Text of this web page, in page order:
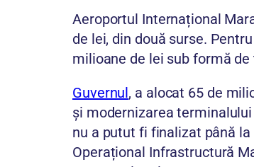
Aeroportul Internațional
de lei, din două surse.
milioane de lei sub formă
Guvernul, a alocat 65 de
și modernizarea
nu a putut fi finalizat până
Operațional Infrastructură